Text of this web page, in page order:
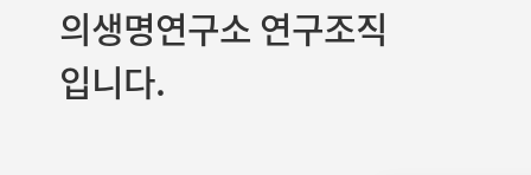
의생명연구소 연구조직
입니다.